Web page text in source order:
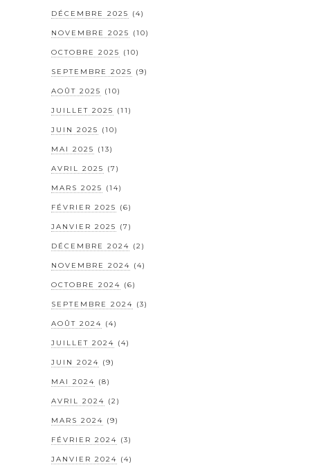
DÉCEMBRE 2025 (4)
NOVEMBRE 2025 (10)
OCTOBRE 2025 (10)
SEPTEMBRE 2025 (9)
AOÛT 2025 (10)
JUILLET 2025 (11)
JUIN 2025 (10)
MAI 2025 (13)
AVRIL 2025 (7)
MARS 2025 (14)
FÉVRIER 2025 (6)
JANVIER 2025 (7)
DÉCEMBRE 2024 (2)
NOVEMBRE 2024 (4)
OCTOBRE 2024 (6)
SEPTEMBRE 2024 (3)
AOÛT 2024 (4)
JUILLET 2024 (4)
JUIN 2024 (9)
MAI 2024 (8)
AVRIL 2024 (2)
MARS 2024 (9)
FÉVRIER 2024 (3)
JANVIER 2024 (4)